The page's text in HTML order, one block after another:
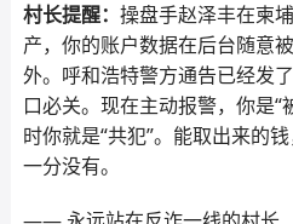
村长提醒： 操盘手赵泽丰在柬
产，你的账户数据在后台随意
外。呼和浩特警方通告已经发
口必关。现在主动报警，你是“
时你就是“共犯”。能取出来的
一分没有。